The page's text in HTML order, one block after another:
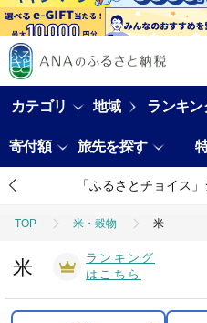
カテゴリ 地域 ランキン
寄付額 旅先を探す
「ふるさとチョイス
TOP 米・穀物 米
米
ランキング
はこちら